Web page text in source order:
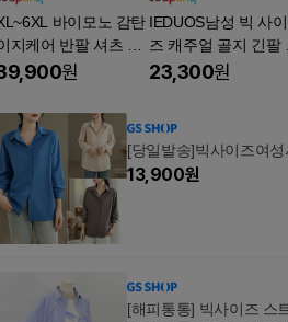
바이모노 감탄
지케어 반팔 셔츠 남
빅사이즈 남자 오버
베이지 스카이 네이
블랙 XL 2XL 3XL 4X
5XL 6XL
원
IEDUOS남성 빅 사이
즈 캐주얼 골지 긴팔
츠 남자용 봄가을 여름
23,300원
[당일발송]빅사이즈여
13,900원
[해피통통] 빅사이즈 스